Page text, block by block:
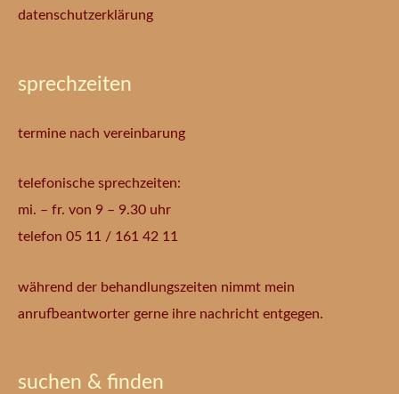
datenschutzerklärung
sprechzeiten
termine nach vereinbarung
telefonische sprechzeiten:
mi. – fr. von 9 – 9.30 uhr
telefon 05 11 / 161 42 11
während der behandlungszeiten nimmt mein
anrufbeantworter gerne ihre nachricht entgegen.
suchen & finden